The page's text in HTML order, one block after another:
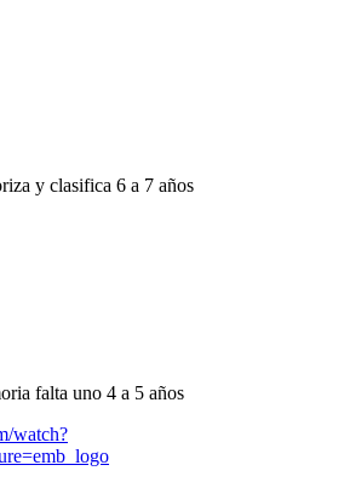
y clasifica 6 a 7 años
falta uno 4 a 5 años
watch?